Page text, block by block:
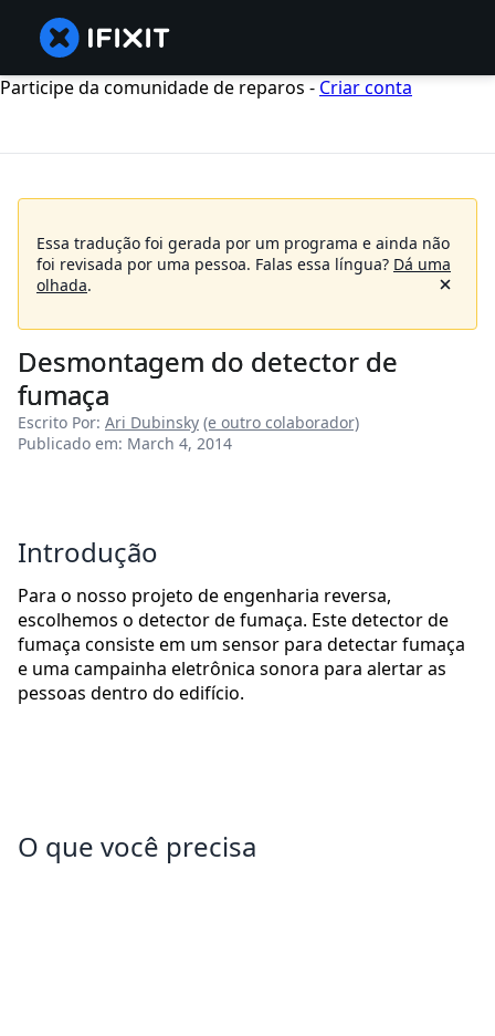
Participe da comunidade de reparos - Criar conta
Essa tradução foi gerada por um programa e ainda não
foi revisada por uma pessoa. Falas essa língua? Dá uma
olhada.
Desmontagem do detector de
fumaça
Escrito Por: Ari Dubinsky (e outro colaborador)
Publicado em: March 4, 2014
Introdução
Para o nosso projeto de engenharia reversa,
escolhemos o detector de fumaça. Este detector de
fumaça consiste em um sensor para detectar fumaça
e uma campainha eletrônica sonora para alertar as
pessoas dentro do edifício.
O que você precisa